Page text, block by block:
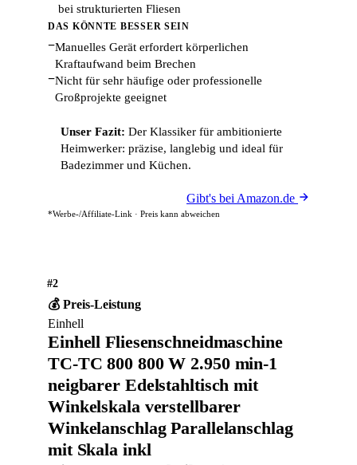
bei strukturierten Fliesen
DAS KÖNNTE BESSER SEIN
−Manuelles Gerät erfordert körperlichen
Kraftaufwand beim Brechen
−Nicht für sehr häufige oder professionelle
Großprojekte geeignet
Unser Fazit: Der Klassiker für ambitionierte
Heimwerker: präzise, langlebig und ideal für
Badezimmer und Küchen.
Gibt's bei Amazon.de
*Werbe-/Affiliate-Link · Preis kann abweichen
#2
💰 Preis-Leistung
Einhell
Einhell Fliesenschneidmaschine
TC-TC 800 800 W 2.950 min-1
neigbarer Edelstahltisch mit
Winkelskala verstellbarer
Winkelanschlag Parallelanschlag
mit Skala inkl